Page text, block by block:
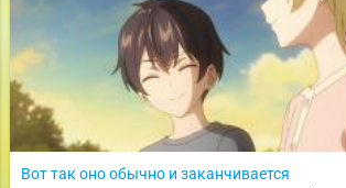
Вот так оно обычно и заканчивается